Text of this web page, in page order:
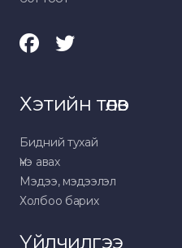
Хэтийн төлөв
Бидний тухай
Үнэ авах
Мэдээ, мэдээлэл
Холбоо барих
Үйлчилгээ